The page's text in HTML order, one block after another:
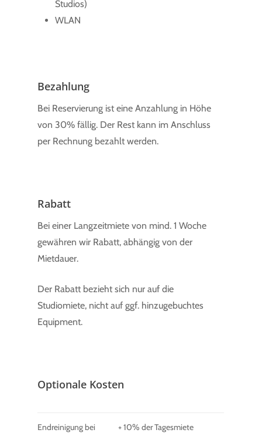
Studios)
WLAN
Bezahlung
Bei Reservierung ist eine Anzahlung in Höhe
von 30% fällig. Der Rest kann im Anschluss
per Rechnung bezahlt werden.
Rabatt
Bei einer Langzeitmiete von mind. 1 Woche
gewähren wir Rabatt, abhängig von der
Mietdauer.
Der Rabatt bezieht sich nur auf die
Studiomiete, nicht auf ggf. hinzugebuchtes
Equipment.
Optionale Kosten
Endreinigung bei
+ 10% der Tagesmiete